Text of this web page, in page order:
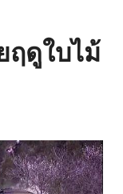
ฤดูใบไม้